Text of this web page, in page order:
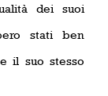
dei suoi
stati ben
il suo stesso